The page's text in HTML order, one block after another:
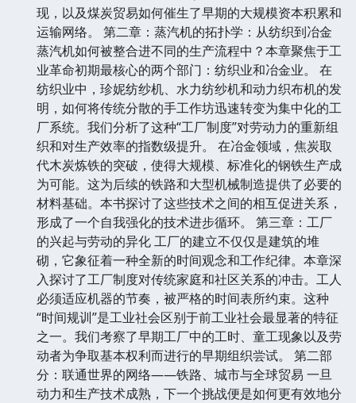
现，以及煤炭贸易如何催生了早期的大规模资本积累和
运输网络。 第二章：蒸汽机的拓扑学：从纺织到冶金
蒸汽机如何被整合进不同的生产流程中？本章聚焦于工
业革命初期最核心的两个部门：纺织业和冶金业。 在
纺织业中，珍妮纺纱机、水力纺纱机和动力织布机的发
明，如何将传统分散的手工作坊迅速转变为集中化的工
厂系统。我们分析了这种“工厂制度”对劳动力的重新组
织和对生产效率的指数级提升。 在冶金领域，焦炭取
代木炭炼铁的突破，使得大规模、标准化的钢铁生产成
为可能。这为后续的铁路和大型机械制造提供了必要的
材料基础。本书探讨了这些技术之间的相互促进关系，
形成了一个自我强化的技术进步循环。 第三章：工厂
的兴起与劳动的异化 工厂的建立不仅仅是建筑的堆
砌，它象征着一种全新的时间观念和工作纪律。本章深
入探讨了工厂制度对传统家庭和社区关系的冲击。工人
必须适应机器的节奏，被严格的时间表所约束。这种
“时间规训”是工业社会区别于前工业社会最显著的特征
之一。我们考察了早期工厂中的工时、童工现象以及劳
动者为争取基本权利而进行的早期组织尝试。 第二部
分：联通世界的网络——铁路、城市与全球贸易 一旦
动力和生产技术成熟，下一个挑战便是如何更有效地分